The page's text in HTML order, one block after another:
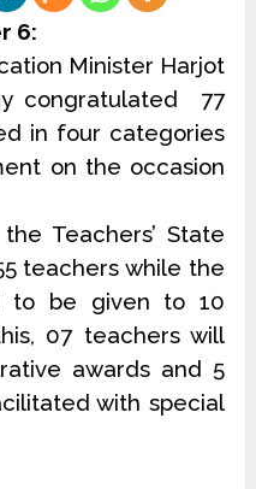
6:
Minister Harjot
congratulated 77
in four categories
on the occasion
Teachers’ State
teachers while the
to be given to 10
07 teachers will
awards and 5
with special